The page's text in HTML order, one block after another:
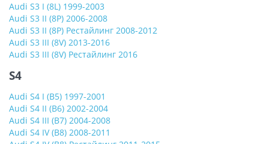
Audi S3 I (8L) 1999-2003
Audi S3 II (8P) 2006-2008
Audi S3 II (8P) Рестайлинг 2008-2012
Audi S3 III (8V) 2013-2016
Audi S3 III (8V) Рестайлинг 2016
S4
Audi S4 I (B5) 1997-2001
Audi S4 II (B6) 2002-2004
Audi S4 III (B7) 2004-2008
Audi S4 IV (B8) 2008-2011